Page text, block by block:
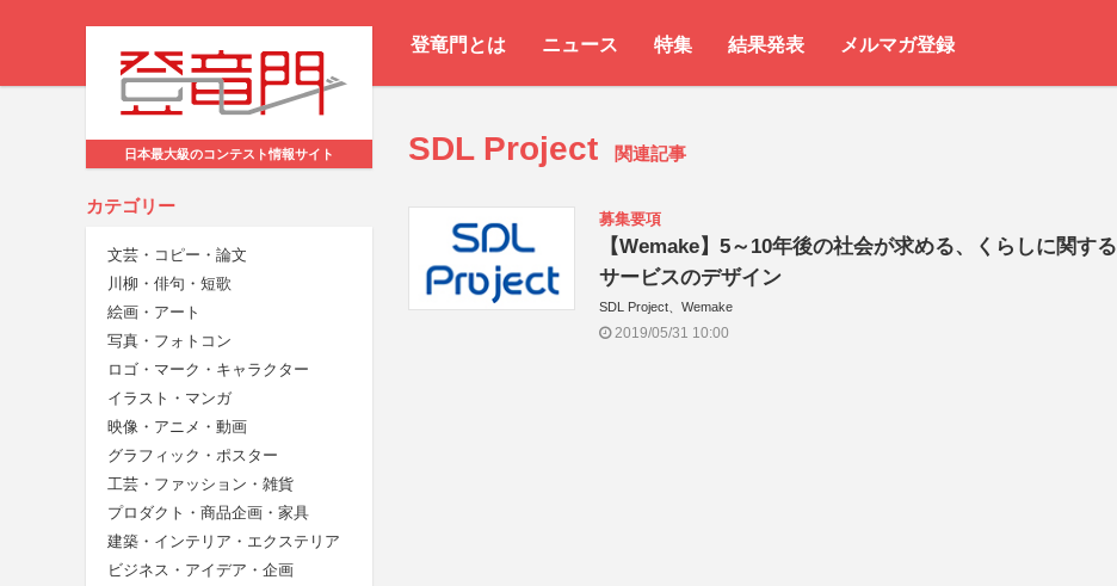
登竜門とは ニュース 特集 結果発表 メルマガ登録
日本最大級のコンテスト情報サイト
カテゴリー
文芸・コピー・論文
川柳・俳句・短歌
絵画・アート
写真・フォトコン
ロゴ・マーク・キャラクター
イラスト・マンガ
映像・アニメ・動画
グラフィック・ポスター
工芸・ファッション・雑貨
プロダクト・商品企画・家具
建築・インテリア・エクステリア
ビジネス・アイデア・企画
SDL Project 関連記事
募集要項
【Wemake】5～10年後の社会が求める、くらしに関する
サービスのデザイン
SDL Project、Wemake
2019/05/31 10:00